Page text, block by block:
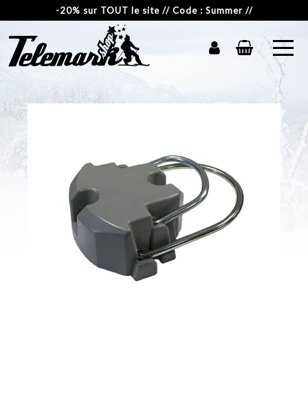
-20% sur TOUT le site // Code : Summer //